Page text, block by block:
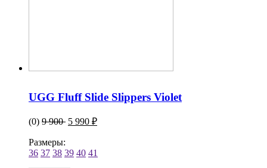
UGG Fluff Slide Slippers Violet
(0) 9 900 5 990 ₽
Размеры:
36 37 38 39 40 41